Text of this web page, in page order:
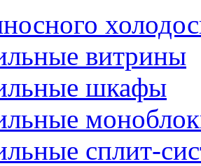
витрины
шкафы
сплит-